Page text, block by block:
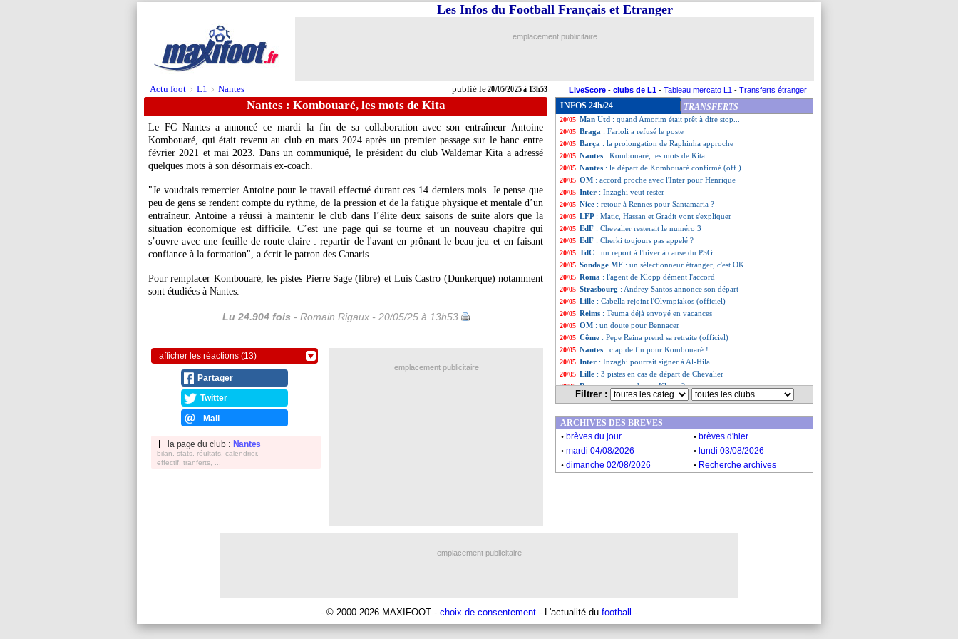
Actu foot > L1 > Nantes publié le20/05/2025 à 13h53
Les Infos du Football Français et Etranger
emplacement publicitaire
LiveScore - clubs de L1 - Tableau mercato L1 - Transferts étranger
Nantes : Kombouaré, les mots de Kita
Le FC Nantes a annoncé ce mardi la fin de sa collaboration avec son entraîneur Antoine
Kombouaré, qui était revenu au club en mars 2024 après un premier passage sur le banc entre
février 2021 et mai 2023. Dans un communiqué, le président du club Waldemar Kita a adressé
quelques mots à son désormais ex-coach.
"Je voudrais remercier Antoine pour le travail effectué durant ces 14 derniers mois. Je pense que
peu de gens se rendent compte du rythme, de la pression et de la fatigue physique et mentale d’un
entraîneur. Antoine a réussi à maintenir le club dans l’élite deux saisons de suite alors que la
situation économique est difficile. C’est une page qui se tourne et un nouveau chapitre qui
s’ouvre avec une feuille de route claire : repartir de l'avant en prônant le beau jeu et en faisant
confiance à la formation", a écrit le patron des Canaris.
Pour remplacer Kombouaré, les pistes Pierre Sage (libre) et Luis Castro (Dunkerque) notamment
sont étudiées à Nantes.
Lu 24.904 fois - Romain Rigaux - 20/05/25 à 13h53
afficher les réactions (13)
Partager
Twitter
Mail
la page du club : Nantes
bilan, stats, réultats, calendrier,
effectif, tranferts, ...
INFOS 24h/24 TRANSFERTS
20/05 Monaco : Akliouche se voit au PSG, mais...
20/05 Nantes
20/05 PSG: la piste Nkunku relancée ?
20/05 Nice: prix fixé pour Guessand
20/05 Man Utd : quand Amorim était prêt à dire stop...
20/05 Braga : Farioli a refusé le poste
20/05 Barça : la prolongation de Raphinha approche
20/05 Nantes : Kombouaré, les mots de Kita
20/05 Nantes : le départ de Kombouaré confirmé (off.)
20/05 OM : accord proche avec l'Inter pour Henrique
20/05 Inter : Inzaghi veut rester
20/05 Nice : retour à Rennes pour Santamaria ?
20/05 LFP : Matic, Hassan et Gradit vont s'expliquer
20/05 EdF : Chevalier resterait le numéro 3
20/05 EdF : Cherki toujours pas appelé ?
20/05 TdC : un report à l'hiver à cause du PSG
20/05 Sondage MF : un sélectionneur étranger, c'est OK
20/05 Roma : l'agent de Klopp dément l'accord
20/05 Strasbourg : Andrey Santos annonce son départ
20/05 Lille : Cabella rejoint l'Olympiakos (officiel)
20/05 Reims : Teuma déjà envoyé en vacances
20/05 OM : un doute pour Bennacer
20/05 Côme : Pepe Reina prend sa retraite (officiel)
20/05 Nantes : clap de fin pour Kombouaré !
20/05 Inter : Inzaghi pourrait signer à Al-Hilal
20/05 Lille : 3 pistes en cas de départ de Chevalier
20/05 Roma: un accord avec Klopp ?
Liste des brèves du lun. 19 mai 2025
Filtrer :
emplacement publicitaire
ARCHIVES DES BREVES
. brèves du jour . brèves d'hier
. mardi 04/08/2026 . lundi 03/08/2026
. dimanche 02/08/2026 . Recherche archives
emplacement publicitaire
- © 2000-2026 MAXIFOOT - choix de consentement - L'actualité du football -